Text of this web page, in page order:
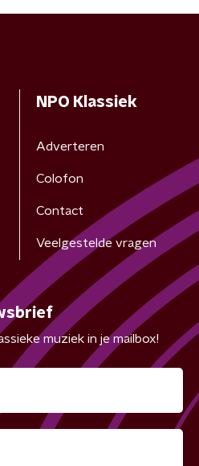
NPO Klassiek
Adverteren
Colofon
Contact
Veelgestelde vragen
muziek in je mailbox!